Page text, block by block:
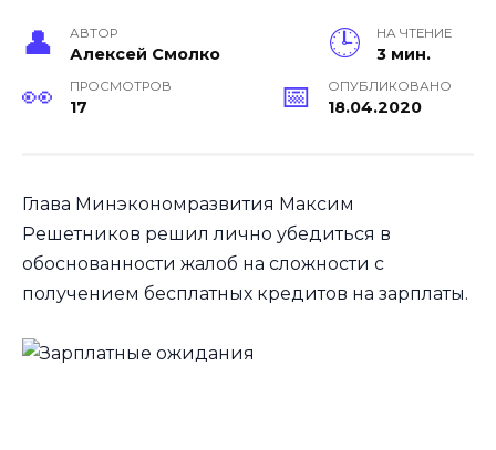
АВТОР
Алексей Смолко
НА ЧТЕНИЕ
3 мин.
ПРОСМОТРОВ
17
ОПУБЛИКОВАНО
18.04.2020
Глава Минэкономразвития Максим
Решетников решил лично убедиться в
обоснованности жалоб на сложности с
получением бесплатных кредитов на зарплаты.